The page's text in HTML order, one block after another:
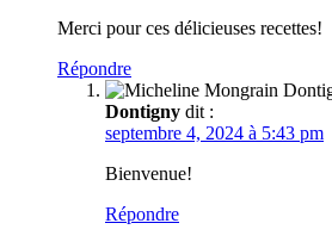
Merci pour ces délicieuses recettes!
Répondre
Dontigny dit :
septembre 4, 2024 à 5:43 pm
Bienvenue!
Répondre